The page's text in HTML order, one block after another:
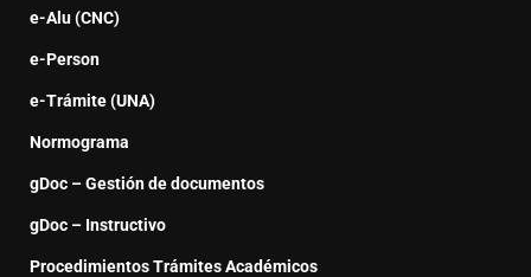
e-Alu (CNC)
e-Person
e-Trámite (UNA)
Normograma
gDoc – Gestión de documentos
gDoc – Instructivo
Procedimientos Trámites Académicos